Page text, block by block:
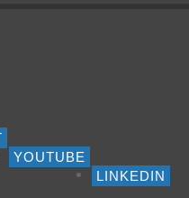
YOUTUBE
LINKEDIN